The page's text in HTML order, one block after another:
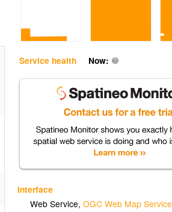
Service health Now:
Interface
Web Service,OGC Web Map Service